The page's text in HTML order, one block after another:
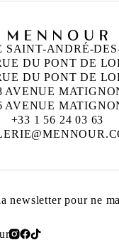
SAINT-ANDRÉ-
DU PONT DE
DU PONT DE
AVENUE
AVENUE
+33 1 56 24 03 63
newsletter pour ne